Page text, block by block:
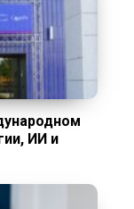
ИИ и